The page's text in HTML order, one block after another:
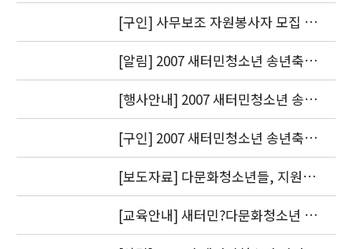
제작
[구인] 사무보조 자원봉사자 모집 안
내
[알림] 2007 새터민청소년 송년축제
에 참석해 주신 모든 분들께 감사드
립니다.
[행사안내] 2007 새터민청소년 송년
축제에 초대합니다.
[구인] 2007 새터민청소년 송년축제
자원봉사자 모집
[보도자료] 다문화청소년들, 지원대
상에서 벗어나 변화의 주체로 우뚝서
다
[교육안내] 새터민?다문화청소년 전
문가 양성교육 신청자 모집